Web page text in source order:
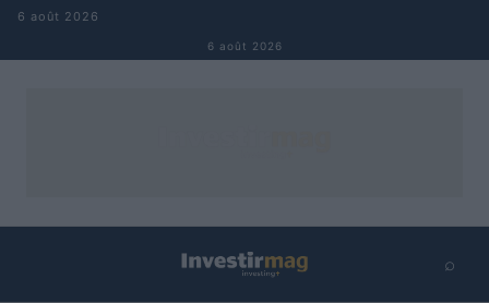
Aller au contenu
6 août 2026
6 août 2026
⌕